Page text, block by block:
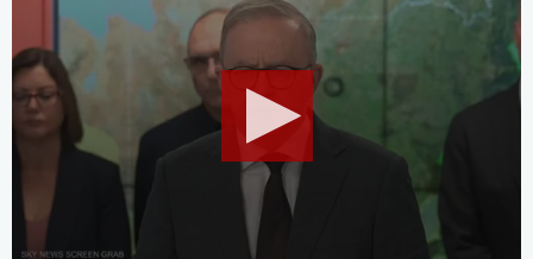
seconds
of
1
minute,